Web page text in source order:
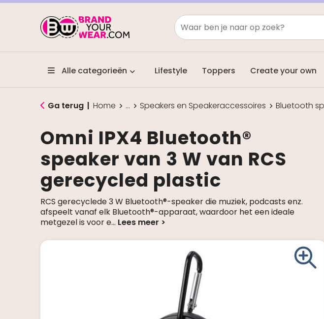
Alle categorieën Lifestyle Toppers Create your own
Ga terug | Home ... Speakers en Speakeraccessoires Bluetooth
Omni IPX4 Bluetooth®
speaker van 3 W van RCS
gerecycled plastic
RCS gerecyclede 3 W Bluetooth®-speaker die muziek, podcasts enz.
afspeelt vanaf elk Bluetooth®-apparaat, waardoor het een ideale
metgezel is voor e...